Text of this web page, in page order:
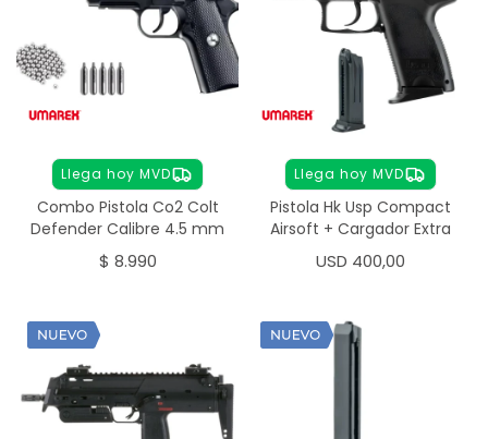
Llega hoy MVD
Combo Pistola Co2 Colt
Defender Calibre 4.5 mm
$ 8.990
Llega hoy MVD
Pistola Hk Usp Compact
Airsoft + Cargador Extra
USD 400,00